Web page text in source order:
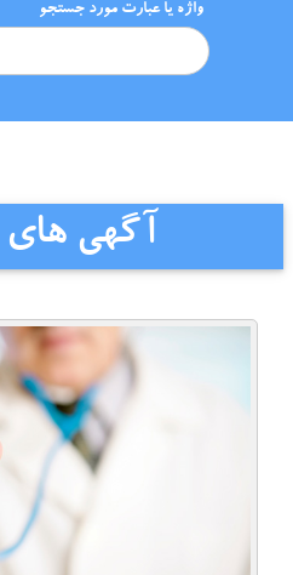
واژه یا عبارت مورد جستجو
آگهی های